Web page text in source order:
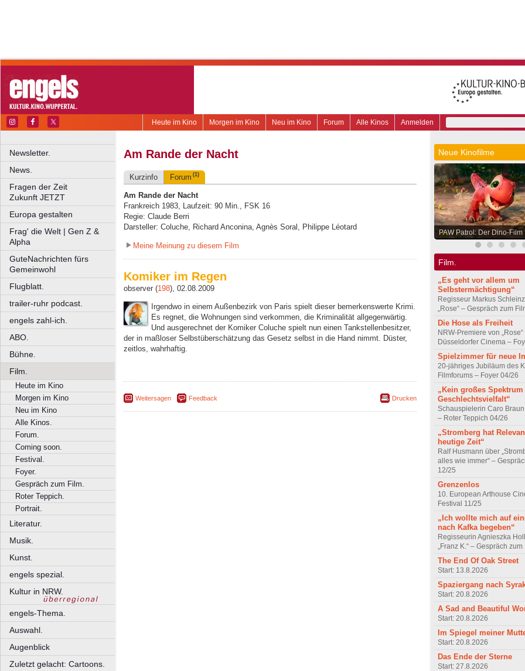
Anmelden
Alle Kinos
Forum
Neu im Kino
Morgen im Kino
Heute im Kino
Newsletter.
News.
Fragen der Zeit
Zukunft JETZT
Europa gestalten
Frag' die Welt | Gen Z &
Alpha
GuteNachrichten fürs
Gemeinwohl
Flugblatt.
trailer-ruhr podcast.
engels zahl-ich.
ABO.
Bühne.
Film.
Heute im Kino
Morgen im Kino
Neu im Kino
Alle Kinos.
Forum.
Coming soon.
Festival.
Foyer.
Gespräch zum Film.
Roter Teppich.
Portrait.
Literatur.
Musik.
Kunst.
engels spezial.
Kultur in NRW.
engels-Thema.
Auswahl.
Augenblick
Zuletzt gelacht: Cartoons.
Am Rande der Nacht
Kurzinfo Forum (1)
Am Rande der Nacht
Frankreich 1983, Laufzeit: 90 Min., FSK 16
Regie: Claude Berri
Darsteller: Coluche, Richard Anconina, Agnès Soral, Philippe Léotard
Meine Meinung zu diesem Film
Komiker im Regen
observer (198), 02.08.2009
Irgendwo in einem Außenbezirk von Paris spielt dieser bemerkenswerte Krimi.
Es regnet, die Wohnungen sind verkommen, die Kriminalität allgegenwärtig.
Und ausgerechnet der Komiker Coluche spielt nun einen Tankstellenbesitzer,
der in maßloser Selbstüberschätzung das Gesetz selbst in die Hand nimmt. Düster,
zeitlos, wahrhaftig.
Weitersagen Feedback Drucken
Neue Kinofilme
PAW Patrol: Der Dino-Film
Film.
„Es geht vor allem um
Selbstermächtigung“
Regisseur Markus
„Rose“ – Gespräch zum
Die Hose als Freiheit
NRW-Premiere von „Rose“
Düsseldorfer Cinema –
Spielzimmer für neue
20-jähriges Jubiläum des
Filmforums – Foyer 04/26
„Kein großes Spektrum
Geschlechtsvielfalt“
Schauspielerin Caro Braun
– Roter Teppich 04/26
„Stromberg hat
heutige Zeit“
Ralf Husmann über
alles wie immer“ –
12/25
Grenzenlos
10. European Arthouse
Festival 11/25
„Ich wollte mich auf
nach Kafka begeben“
Regisseurin Agnieszka
„Franz K.“ – Gespräch
The End Of Oak Street
Start: 13.8.2026
Spaziergang nach
Start: 20.8.2026
A Sad and Beautiful
Start: 20.8.2026
Im Spiegel meiner
Start: 20.8.2026
Das Ende der Sterne
Start: 27.8.2026